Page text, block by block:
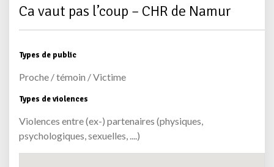
Ca vaut pas l’coup – CHR de Namur
Types de public
Proche / témoin / Victime
Types de violences
Violences entre (ex-) partenaires (physiques,
psychologiques, sexuelles, ....)